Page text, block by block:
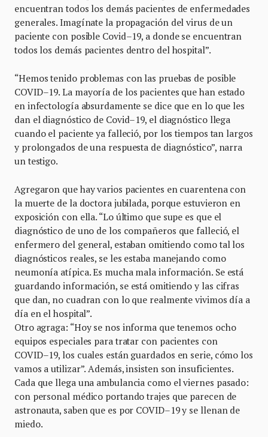
encuentran todos los demás pacientes de enfermedades
generales. Imagínate la propagación del virus de un
paciente con posible Covid–19, a donde se encuentran
todos los demás pacientes dentro del hospital”.
“Hemos tenido problemas con las pruebas de posible
COVID–19. La mayoría de los pacientes que han estado
en infectología absurdamente se dice que en lo que les
dan el diagnóstico de Covid–19, el diagnóstico llega
cuando el paciente ya falleció, por los tiempos tan largos
y prolongados de una respuesta de diagnóstico”, narra
un testigo.
Agregaron que hay varios pacientes en cuarentena con
la muerte de la doctora jubilada, porque estuvieron en
exposición con ella. “Lo último que supe es que el
diagnóstico de uno de los compañeros que falleció, el
enfermero del general, estaban omitiendo como tal los
diagnósticos reales, se les estaba manejando como
neumonía atípica. Es mucha mala información. Se está
guardando información, se está omitiendo y las cifras
que dan, no cuadran con lo que realmente vivimos día a
día en el hospital”.
Otro agraga: “Hoy se nos informa que tenemos ocho
equipos especiales para tratar con pacientes con
COVID–19, los cuales están guardados en serie, cómo los
vamos a utilizar”. Además, insisten son insuficientes.
Cada que llega una ambulancia como el viernes pasado:
con personal médico portando trajes que parecen de
astronauta, saben que es por COVID–19 y se llenan de
miedo.